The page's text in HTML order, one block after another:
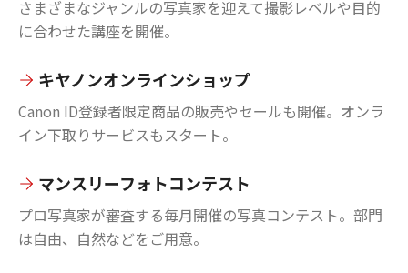
さまざまなジャンルの写真家を迎えて撮影レベルや目的
に合わせた講座を開催。
キヤノンオンラインショップ
Canon ID登録者限定商品の販売やセールも開催。オンラ
イン下取りサービスもスタート。
マンスリーフォトコンテスト
プロ写真家が審査する毎月開催の写真コンテスト。部門
は自由、自然などをご用意。